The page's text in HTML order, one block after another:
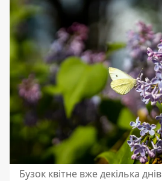
Бузок квітне вже декілька днів